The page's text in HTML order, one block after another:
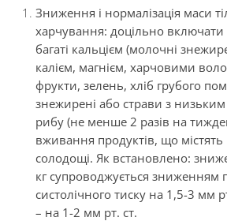
Зниження і нормалізація маси
харчування: доцільно включати
багаті кальцієм (молочні
калієм, магнієм, харчовими
фрукти, зелень, хліб грубого
знежирені або страви з
рибу (не менше 2 разів на
вживання продуктів, що
солодощі. Як встановлено:
кг супроводжується зниженням
систолічного тиску на 1,5-3 мм
– на 1-2 мм рт. ст.